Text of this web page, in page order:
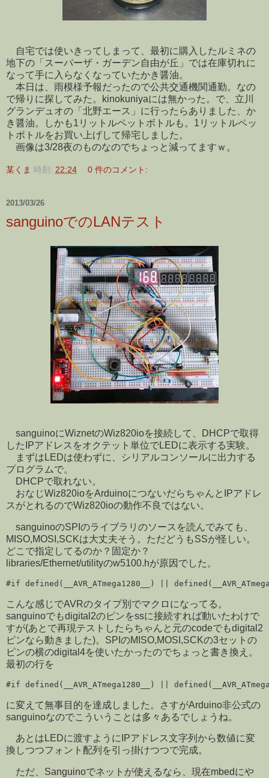
自宅では使いきってしまって、最初に購入したルミネの
地下の「スーパーザ・ガーデン自由が丘」では在庫切れに
なって手に入らなくなっていたかき醤油。
本日は、雨模様予報だったので公共交通機関通勤。なの
で帰りに探してみた。kinokuniyaには無かった。で、立川
グランデュオの「北野エース」に行ったらありました、か
き醤油。しかも1リットルペットボトルも。1リットルペッ
トボトルをお買い上げして帰宅しました。
画像は3/28夜のものなのでちょっと減ってますｗ。
某くま 時刻: 22:24 0 件のコメント:
2013/03/26
sanguinoでのLANテスト
sanguinoにWiznetのWiz820ioを接続して、DHCPで取得
したIPアドレスをオクテット単位でLEDに表示する実験。
まずはLEDは使わずに、シリアルコンソールに出力する
プログラムで。
DHCPで取れない。
おなじWiz820ioをArduinoにつないだらちゃんとIPアドレ
スがとれるのでWiz820ioの動作不良ではない。
sanguinoのSPIのライブラリのソースを読んでみても、
MISO,MOSI,SCKは大丈夫そう。ただどうもSSが怪しい。
どこで指定してるのか？固定か？
libraries/Ethernet/utilityのw5100.hが原因でした。
#if defined(__AVR_ATmega1280__) ||
こんな感じでAVRのタイプ別でマクロになってる。
sanguinoでもdigital2のピンをssに接続すれば動いたわけで
すが(あとで再現テストしたらちゃんと元のcodeでもdigital2
ピンなら動きました)。SPIのMISO,MOSI,SCKの3セットの
ピンの横のdigital4を使いたかったのでちょっと書き換え。
最初の行を
#if defined(__AVR_ATmega1280__) ||
に変えて無事目的を達成しました。さすがArduino非公式の
sanguinoなのでこういうことは多々あるでしょうね。
あとはLEDに渡すようにIPアドレス文字列から数値に変
換しつつフォント配列を引っ掛けつつで完成。
ただ、Sanguinoでネットが使えるなら、現在mbedにや